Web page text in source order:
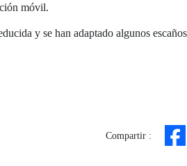
móvil.
y se han adaptado algunos
Compartir :